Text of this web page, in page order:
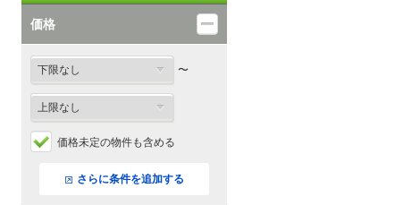
用宗(0)
西焼津(0)
価格
〜
価格未定の物件も含める
さらに条件を追加する